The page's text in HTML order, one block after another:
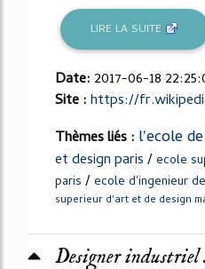
LIRE LA SUITE
Date: 2017-06-18
Site :https://
Thèmes liés : l'ecole
et design paris/ecole
paris /ecole d'ingenieur
superieur d'art et de design
Designer industriel